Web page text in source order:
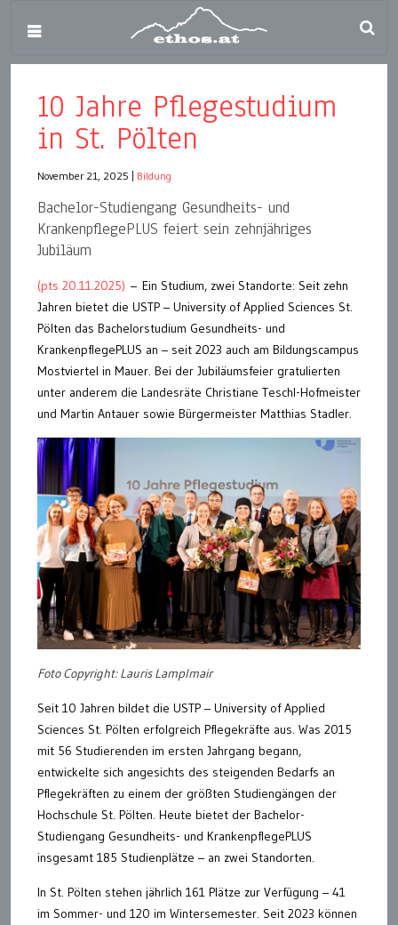
10 Jahre Pflegestudium
in St. Pölten
November 21, 2025 Bildung
Bachelor-Studiengang Gesundheits- und
KrankenpflegePLUS feiert sein zehnjähriges
Jubiläum
(pts 20.11.2025) – Ein Studium, zwei Standorte: Seit zehn
Jahren bietet die USTP – University of Applied Sciences St.
Pölten das Bachelorstudium Gesundheits- und
KrankenpflegePLUS an – seit 2023 auch am Bildungscampus
Mostviertel in Mauer. Bei der Jubiläumsfeier gratulierten
unter anderem die Landesräte Christiane Teschl-Hofmeister
und Martin Antauer sowie Bürgermeister Matthias Stadler.
Foto Copyright: Lauris Lamplmair
Seit 10 Jahren bildet die USTP – University of Applied
Sciences St. Pölten erfolgreich Pflegekräfte aus. Was 2015
mit 56 Studierenden im ersten Jahrgang begann,
entwickelte sich angesichts des steigenden Bedarfs an
Pflegekräften zu einem der größten Studiengängen der
Hochschule St. Pölten. Heute bietet der Bachelor-
Studiengang Gesundheits- und KrankenpflegePLUS
insgesamt 185 Studienplätze – an zwei Standorten.
In St. Pölten stehen jährlich 161 Plätze zur Verfügung – 41
im Sommer- und 120 im Wintersemester. Seit 2023 können